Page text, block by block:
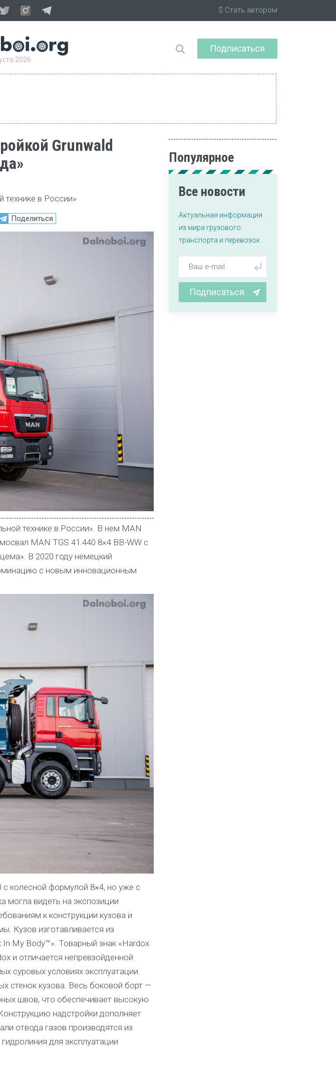
$ Стать автором
2026
Подписаться
Grunwald
технике в России»
Поделиться
технике в России». В нем MAN
MAN TGS 41.440 8×4 BB-WW с
В 2020 году немецкий
с новым инновационным
колесной формулой 8×4, но уже с
могла видеть на экспозиции
к конструкции кузова и
Кузов изготавливается из
My Body™». Товарный знак «Hardox
и отличается непревзойденной
суровых условиях эксплуатации.
стенок кузова. Весь боковой борт —
швов, что обеспечивает высокую
надстройки дополняет
отвода газов производятся из
для эксплуатации
Популярное
Все новости
Актуальная информация
из мира грузового
транспорта и перевозок
Подписаться